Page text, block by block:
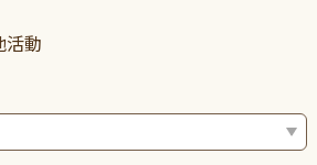
活動